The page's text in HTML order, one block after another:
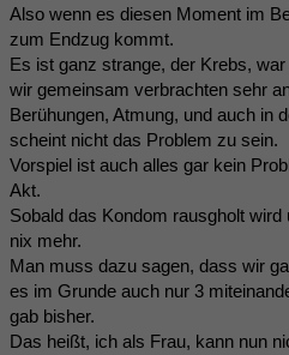
Also wenn es diesen Moment im
zum Endzug kommt.
Es ist ganz strange, der Krebs,
wir gemeinsam verbrachten sehr
Berühungen, Atmung, und auch in
scheint nicht das Problem zu sein.
Vorspiel ist auch alles gar kein
Akt.
Sobald das Kondom rausgholt
nix mehr.
Man muss dazu sagen, dass wir
es im Grunde auch nur 3
gab bisher.
Das heißt, ich als Frau, kann nun